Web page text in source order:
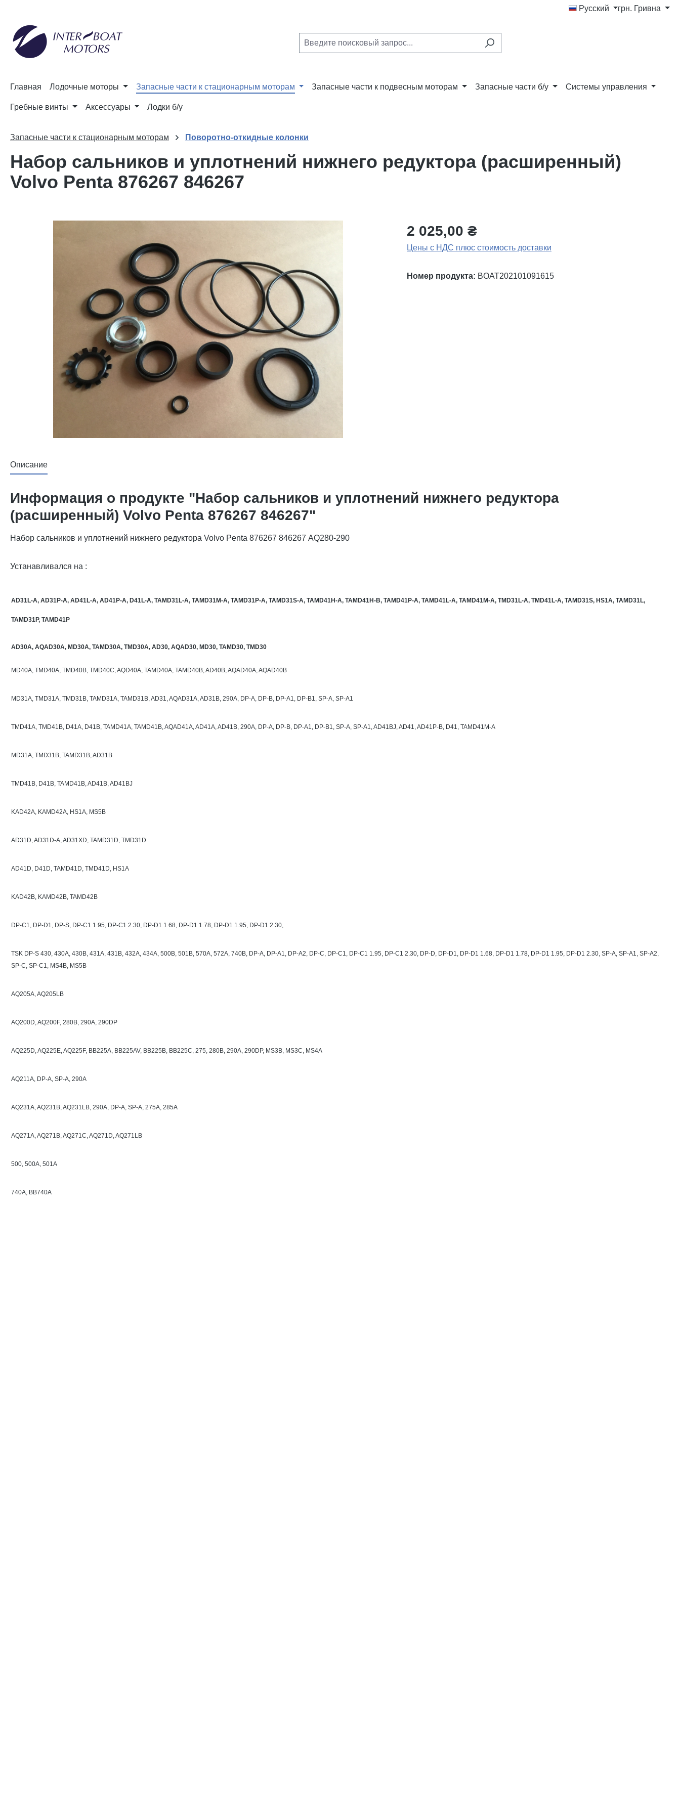
Русский грн. Гривна
Главная Лодочные моторы Запасные части к стационарным моторам Запасные части к подвесным моторам Запасные части б/у Системы управления
Гребные винты Аксессуары Лодки б/у
Запасные части к стационарным моторам Поворотно-откидные колонки
Набор сальников и уплотнений нижнего редуктора (расширенный)
Volvo Penta 876267 846267
2 025,00 ₴
Цены с НДС плюс стоимость доставки
Номер продукта: BOAT202101091615
Описание
Информация о продукте "Набор сальников и уплотнений нижнего редуктора
(расширенный) Volvo Penta 876267 846267"
Набор сальников и уплотнений нижнего редуктора Volvo Penta 876267 846267 AQ280-290
Устанавливался на :
AD31L-A, AD31P-A, AD41L-A, AD41P-A, D41L-A, TAMD31L-A, TAMD31M-A, TAMD31P-A, TAMD31S-A, TAMD41H-A, TAMD41H-B, TAMD41P-A, TAMD41L-A, TAMD41M-A, TMD31L-A, TMD41L-A, TAMD31S, HS1A, TAMD31L,
TAMD31P, TAMD41P
AD30A, AQAD30A, MD30A, TAMD30A, TMD30A, AD30, AQAD30, MD30, TAMD30, TMD30
MD40A, TMD40A, TMD40B, TMD40C, AQD40A, TAMD40A, TAMD40B, AD40B, AQAD40A, AQAD40B
MD31A, TMD31A, TMD31B, TAMD31A, TAMD31B, AD31, AQAD31A, AD31B, 290A, DP-A, DP-B, DP-A1, DP-B1, SP-A, SP-A1
TMD41A, TMD41B, D41A, D41B, TAMD41A, TAMD41B, AQAD41A, AD41A, AD41B, 290A, DP-A, DP-B, DP-A1, DP-B1, SP-A, SP-A1, AD41BJ, AD41, AD41P-B, D41, TAMD41M-A
MD31A, TMD31B, TAMD31B, AD31B
TMD41B, D41B, TAMD41B, AD41B, AD41BJ
KAD42A, KAMD42A, HS1A, MS5B
AD31D, AD31D-A, AD31XD, TAMD31D, TMD31D
AD41D, D41D, TAMD41D, TMD41D, HS1A
KAD42B, KAMD42B, TAMD42B
DP-C1, DP-D1, DP-S, DP-C1 1.95, DP-C1 2.30, DP-D1 1.68, DP-D1 1.78, DP-D1 1.95, DP-D1 2.30,
TSK DP-S 430, 430A, 430B, 431A, 431B, 432A, 434A, 500B, 501B, 570A, 572A, 740B, DP-A, DP-A1, DP-A2, DP-C, DP-C1, DP-C1 1.95, DP-C1 2.30, DP-D, DP-D1, DP-D1 1.68, DP-D1 1.78, DP-D1 1.95, DP-D1 2.30, SP-A, SP-A1, SP-A2,
SP-C, SP-C1, MS4B, MS5B
AQ205A, AQ205LB
AQ200D, AQ200F, 280B, 290A, 290DP
AQ225D, AQ225E, AQ225F, BB225A, BB225AV, BB225B, BB225C, 275, 280B, 290A, 290DP, MS3B, MS3C, MS4A
AQ211A, DP-A, SP-A, 290A
AQ231A, AQ231B, AQ231LB, 290A, DP-A, SP-A, 275A, 285A
AQ271A, AQ271B, AQ271C, AQ271D, AQ271LB
500, 500A, 501A
740A, BB740A